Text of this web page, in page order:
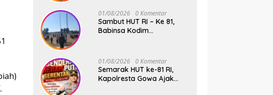
Bakti Pangkas Ranting
Pohon Bersama Warga
Bonto Baddo
01/08/2026 0 Komentar
Sambut HUT RI – Ke 81,
Babinsa Kodim
Kedisiplinan Calon
Paskibraka Kecamatan
Bontonompo
01/08/2026 0 Komentar
Semarak HUT ke-81 RI,
Kapolresta Gowa Ajak